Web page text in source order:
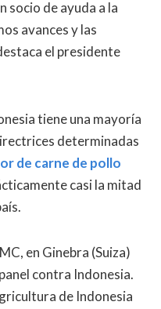
socio de ayuda a la
avances y las
el presidente
tiene una mayoría
determinadas
de carne de pollo
casi la mitad
en Ginebra (Suiza)
contra Indonesia.
de Indonesia